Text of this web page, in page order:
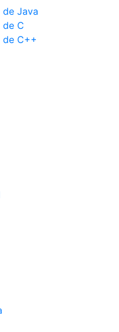
de Java
de C
de C++